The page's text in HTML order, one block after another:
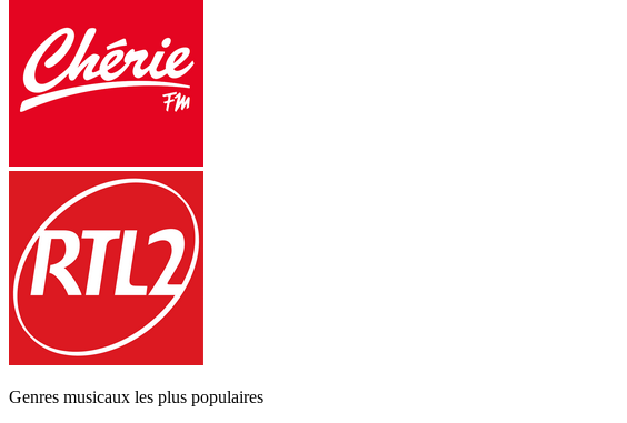
Genres musicaux les plus populaires